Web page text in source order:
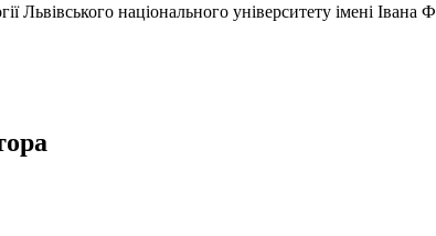
Львівського національного університету імені